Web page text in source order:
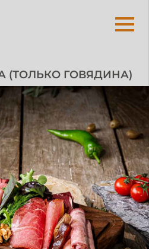
(ТОЛЬКО ГОВЯДИНА)